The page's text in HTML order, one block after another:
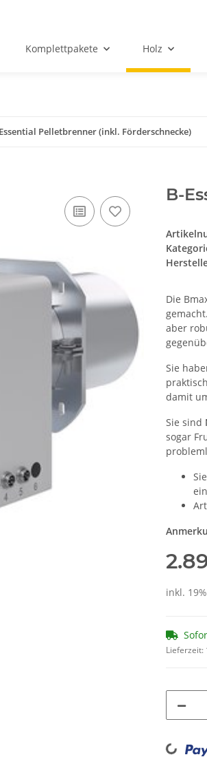
Komplettpakete Holz
Pelletbrenner (inkl. Förderschnecke)
B-
Die
aber
Sie
damit
Sie sind
sogar
inkl.
Lieferzeit:
Loading...